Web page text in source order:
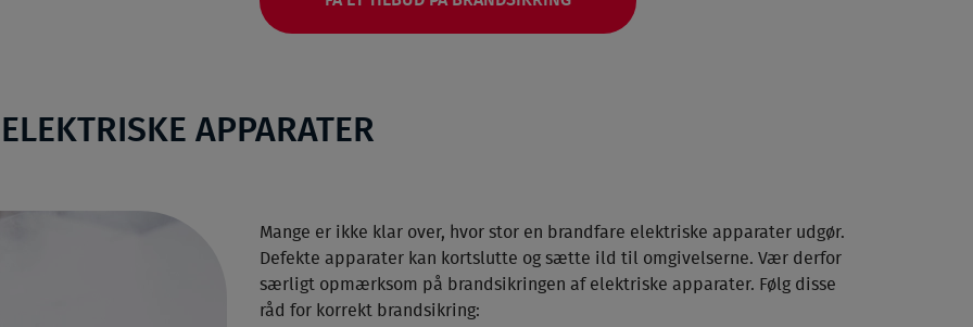
APPARATER
Mange er ikke klar over, hvor stor en brandfare elektriske apparater udgør.
Defekte apparater kan kortslutte og sætte ild til omgivelserne. Vær derfor
særligt opmærksom på brandsikringen af elektriske apparater. Følg disse
råd for korrekt brandsikring: